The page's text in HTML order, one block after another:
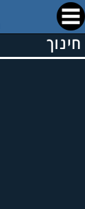
חינוך